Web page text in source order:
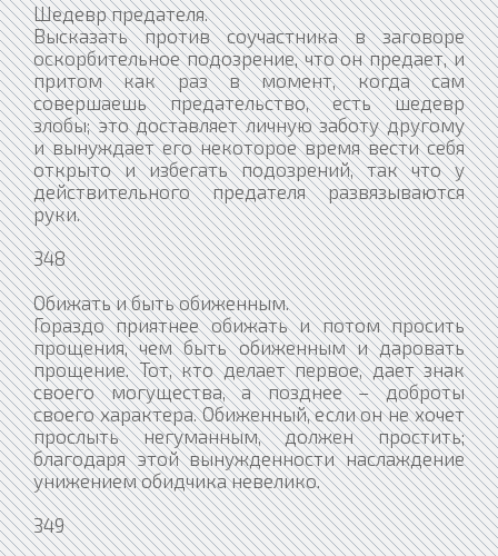
Шедевр предателя.
Высказать против соучастника в заговоре
оскорбительное подозрение, что он предает, и
притом как раз в момент, когда сам
совершаешь предательство, есть шедевр
злобы; это доставляет личную заботу другому
и вынуждает его некоторое время вести себя
открыто и избегать подозрений, так что у
действительного предателя развязываются
руки.
348
Обижать и быть обиженным.
Гораздо приятнее обижать и потом просить
прощения, чем быть обиженным и даровать
прощение. Тот, кто делает первое, дает знак
своего могущества, а позднее – доброты
своего характера. Обиженный, если он не хочет
прослыть негуманным, должен простить;
благодаря этой вынужденности наслаждение
унижением обидчика невелико.
349